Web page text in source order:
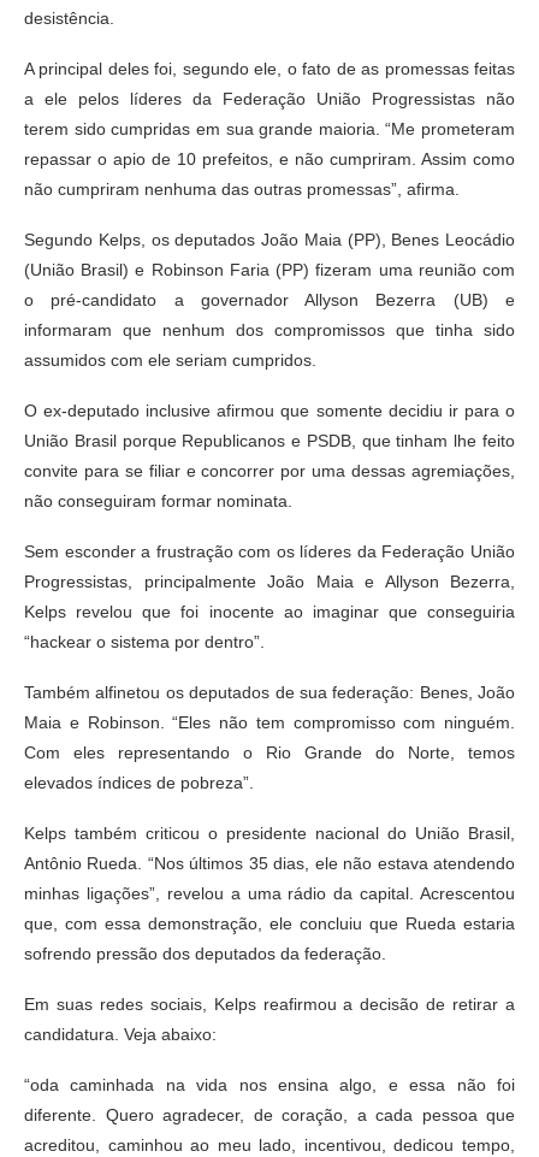
desistência.
A principal deles foi, segundo ele, o fato de as promessas feitas
a ele pelos líderes da Federação União Progressistas não
terem sido cumpridas em sua grande maioria. “Me prometeram
repassar o apio de 10 prefeitos, e não cumpriram. Assim como
não cumpriram nenhuma das outras promessas”, afirma.
Segundo Kelps, os deputados João Maia (PP), Benes Leocádio
(União Brasil) e Robinson Faria (PP) fizeram uma reunião com
o pré-candidato a governador Allyson Bezerra (UB) e
informaram que nenhum dos compromissos que tinha sido
assumidos com ele seriam cumpridos.
O ex-deputado inclusive afirmou que somente decidiu ir para o
União Brasil porque Republicanos e PSDB, que tinham lhe feito
convite para se filiar e concorrer por uma dessas agremiações,
não conseguiram formar nominata.
Sem esconder a frustração com os líderes da Federação União
Progressistas, principalmente João Maia e Allyson Bezerra,
Kelps revelou que foi inocente ao imaginar que conseguiria
“hackear o sistema por dentro”.
Também alfinetou os deputados de sua federação: Benes, João
Maia e Robinson. “Eles não tem compromisso com ninguém.
Com eles representando o Rio Grande do Norte, temos
elevados índices de pobreza”.
Kelps também criticou o presidente nacional do União Brasil,
Antônio Rueda. “Nos últimos 35 dias, ele não estava atendendo
minhas ligações”, revelou a uma rádio da capital. Acrescentou
que, com essa demonstração, ele concluiu que Rueda estaria
sofrendo pressão dos deputados da federação.
Em suas redes sociais, Kelps reafirmou a decisão de retirar a
candidatura. Veja abaixo:
“oda caminhada na vida nos ensina algo, e essa não foi
diferente. Quero agradecer, de coração, a cada pessoa que
acreditou, caminhou ao meu lado, incentivou, dedicou tempo,